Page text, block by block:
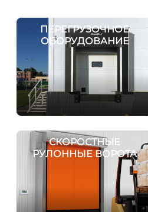
ПЕРЕГРУЗОЧНОЕ
ОБОРУДОВАНИЕ
СКОРОСТНЫЕ
РУЛОННЫЕ ВОРОТА